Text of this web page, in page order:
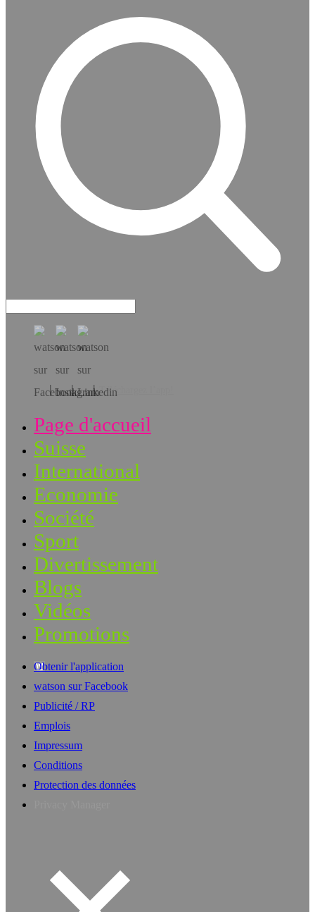
Téléchargez l’app!
Page d'accueil
Suisse
International
Economie
Société
Sport
Divertissement
Blogs
Vidéos
Promotions
Obtenir l'application
watson sur Facebook
Publicité / RP
Emplois
Impressum
Conditions
Protection des données